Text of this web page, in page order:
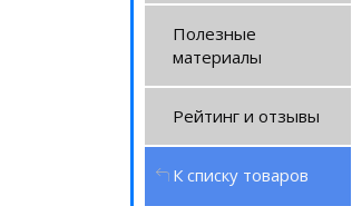
Полезные
материалы
Рейтинг и отзывы
К списку товаров